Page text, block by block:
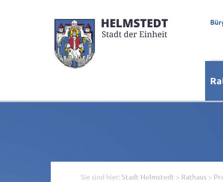
Sie sind hier: Stadt Helmstedt > Rathaus >